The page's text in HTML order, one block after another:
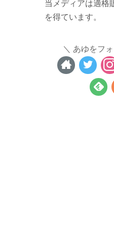
当メディアは適格
を得ています。
あゆをフ